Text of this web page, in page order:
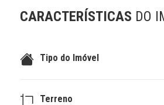
CARACTERÍSTICAS DO
Tipo do Imóvel
Terreno